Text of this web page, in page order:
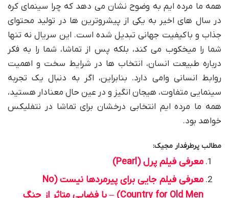
همه ما مرده ایم به وضوح نشان می دهد که چرا سینمای کره
در سال های اخیر به یکی از پیشروترین ها در تولید محتوای
جذاب و باکیفیت جهانی تبدیل شده است. این سریال نه تنها
شما را میخکوب می کند، بلکه پس از تماشا، شما را به فکر
درباره طبیعت انسان، انتخاب ها در شرایط سخت و اهمیت
روابط انسانی وامی دارد. بنابراین، اگر به دنبال یک تجربه
سینمایی متفاوت، هیجان انگیز و در عین حال معنادار هستید،
همه ما مرده ایم انتخابی درخشان برای تماشا در نتفلیکس
خواهد بود.
مطالب پرطرفدار مجیک:
معرفی فیلم پرل (Pearl)
معرفی فیلم جایی برای پیرمردها نیست (No
Country for Old Men) – با فضایی متاثر از جنگ